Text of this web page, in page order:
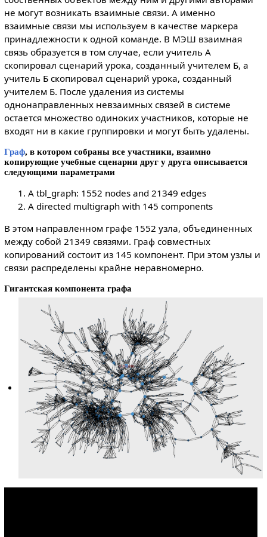
не могут возникать взаимные связи. А именно
взаимные связи мы используем в качестве маркера
принадлежности к одной команде. В МЭШ взаимная
связь образуется в том случае, если учитель А
скопировал сценарий урока, созданный учителем Б, а
учитель Б скопировал сценарий урока, созданный
учителем Б. После удаления из системы
однонаправленных невзаимных связей в системе
остается множество одиноких участников, которые не
входят ни в какие группировки и могут быть удалены.
Граф, в котором собраны все участники, взаимно
копирующие учебные сценарии друг у друга описывается
следующими параметрами
A tbl_graph: 1552 nodes and 21349 edges
A directed multigraph with 145 components
В этом направленном графе 1552 узла, объединенных
между собой 21349 связями. Граф совместных
копирований состоит из 145 компонент. При этом узлы и
связи распределены крайне неравномерно.
Гигантская компонента графа